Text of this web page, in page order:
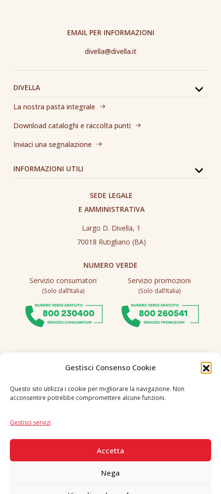
Gestisci Consenso Cookie
Questo sito utilizza i cookie per migliorare la navigazione. Non
acconsentire potrebbe compromettere alcune funzioni.
Gestisci servizi
Accetta
Nega
DIVELLA
La nostra pasta integrale
Download cataloghi e raccolta punti
Inviaci una segnalazione
INFORMAZIONI UTILI
EMAIL PER INFORMAZIONI
divella@divella.it
SEDE LEGALE
E AMMINISTRATIVA
Largo D. Divella, 1
70018 Rutigliano (BA)
NUMERO VERDE
Servizio consumatori
(Solo dall’Italia)
Servizio promozioni
(Solo dall’Italia)
Seguici